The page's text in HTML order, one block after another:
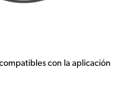
con la aplicación